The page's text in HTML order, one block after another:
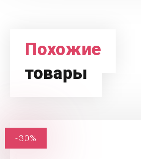
Похожие
товары
-30%